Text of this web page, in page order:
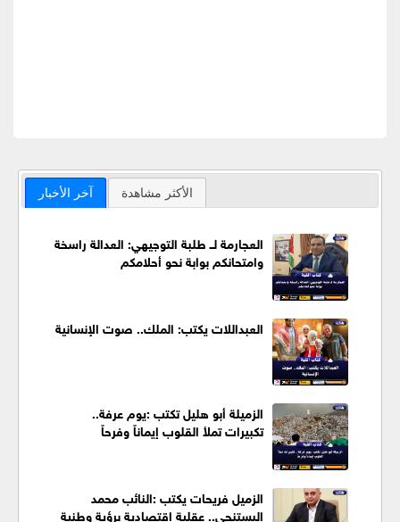
آخر الأخبار الأكثر مشاهدة
العجارمة لــ طلبة التوجيهي: العدالة راسخة
وامتحانكم بوابة نحو أحلامكم
العبداللات يكتب: الملك.. صوت الإنسانية
الزميلة أبو هليل تكتب :يوم عرفة..
تكبيرات تملأ القلوب إيماناً وفرحاً
الزميل فريحات يكتب :النائب محمد
البستنجي.. عقلية اقتصادية برؤية وطنية